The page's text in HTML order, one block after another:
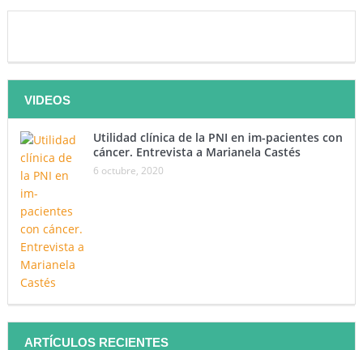
VIDEOS
Utilidad clínica de la PNI en im-pacientes con
cáncer. Entrevista a Marianela Castés
6 octubre, 2020
ARTÍCULOS RECIENTES